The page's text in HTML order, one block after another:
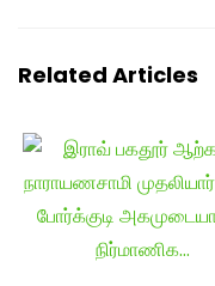
Related Articles